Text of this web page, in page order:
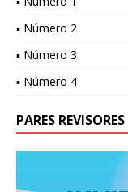
▪ Número 2
▪ Número 3
▪ Número 4
PARES REVISORES